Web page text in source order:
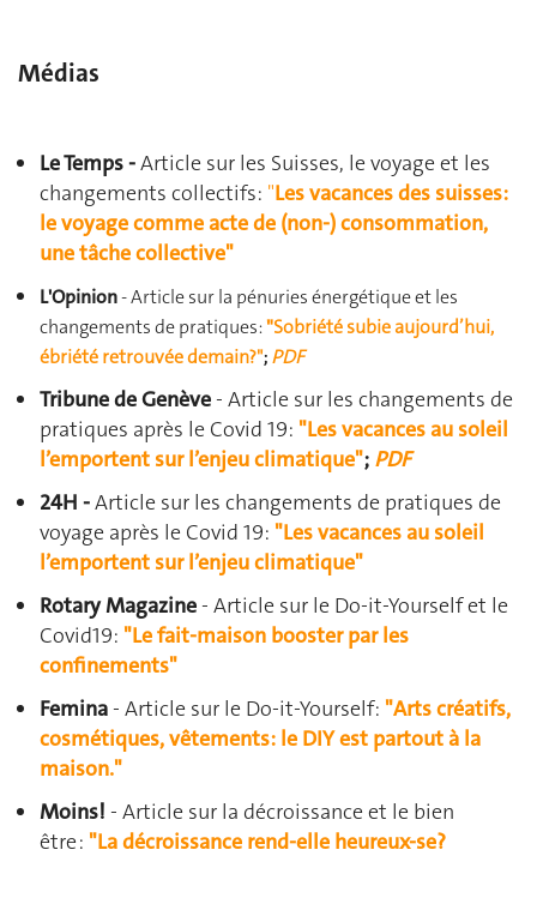
Médias
Le Temps -Article sur les Suisses, le voyage et les
changements collectifs: "Les vacances des suisses:
le voyage comme acte de (non-) consommation,
une tâche collective"
L'Opinion- Article sur la pénuries énergétique et les
changements de pratiques:"Sobriété subie aujourd’hui,
ébriété retrouvée demain ?";PDF
Tribune de Genève- Article sur les changements de
pratiques après le Covid 19: "Les vacances au soleil
l’emportent sur l’enjeu climatique"; PDF
24H -Article sur les changements de pratiques de
voyage après le Covid 19: "Les vacances au soleil
l’emportent sur l’enjeu climatique"
Rotary Magazine- Article sur le Do-it-Yourself et le
Covid19: "Le fait-maison booster par les
confinements"
Femina- Article sur le Do-it-Yourself: "Arts créatifs,
cosmétiques, vêtements: le DIY est partout à la
maison."
Moins! - Article sur la décroissance et le bien
être : "La décroissance rend-elle heureux-se?